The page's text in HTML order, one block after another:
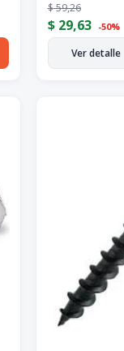
$59,26
$29,63 -50%
Ver detalle